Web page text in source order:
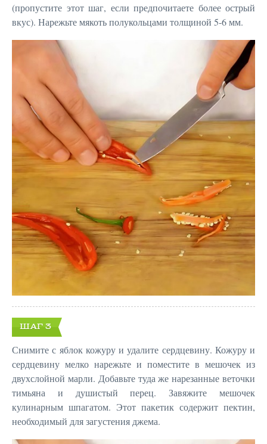
(пропустите этот шаг, если предпочитаете более острый
вкус). Нарежьте мякоть полукольцами толщиной 5-6 мм.
ШАГ 3
Снимите с яблок кожуру и удалите сердцевину. Кожуру и
сердцевину мелко нарежьте и поместите в мешочек из
двухслойной марли. Добавьте туда же нарезанные веточки
тимьяна и душистый перец. Завяжите мешочек
кулинарным шпагатом. Этот пакетик содержит пектин,
необходимый для загустения джема.